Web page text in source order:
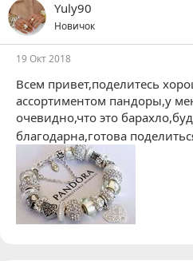
Yuly90
Новичок
19 Окт 2018
Всем привет,поделитесь
ассортиментом пандоры,у
очевидно,что это
благодарна,готова